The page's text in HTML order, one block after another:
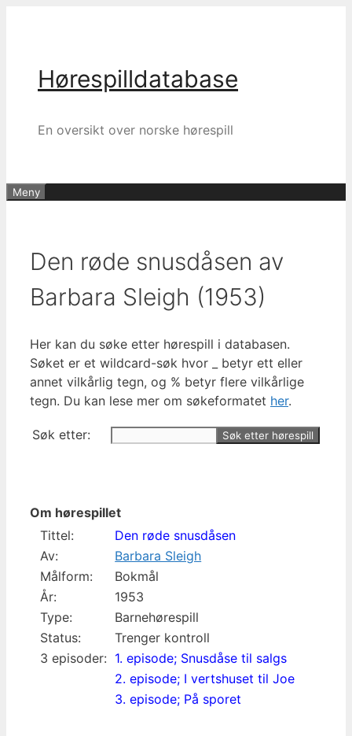
Hørespilldatabase
En oversikt over norske hørespill
Meny
Den røde snusdåsen av
Barbara Sleigh (1953)
Her kan du søke etter hørespill i databasen.
Søket er et wildcard-søk hvor _ betyr ett eller
annet vilkårlig tegn, og % betyr flere vilkårlige
tegn. Du kan lese mer om søkeformatet her.
Søk etter:
Om hørespillet
Tittel:
Den røde snusdåsen
Av:
Barbara Sleigh
Målform:
Bokmål
År:
1953
Type:
Barnehørespill
Status:
Trenger kontroll
3 episoder: 1. episode; Snusdåse til salgs
2. episode; I vertshuset til Joe
3. episode; På sporet